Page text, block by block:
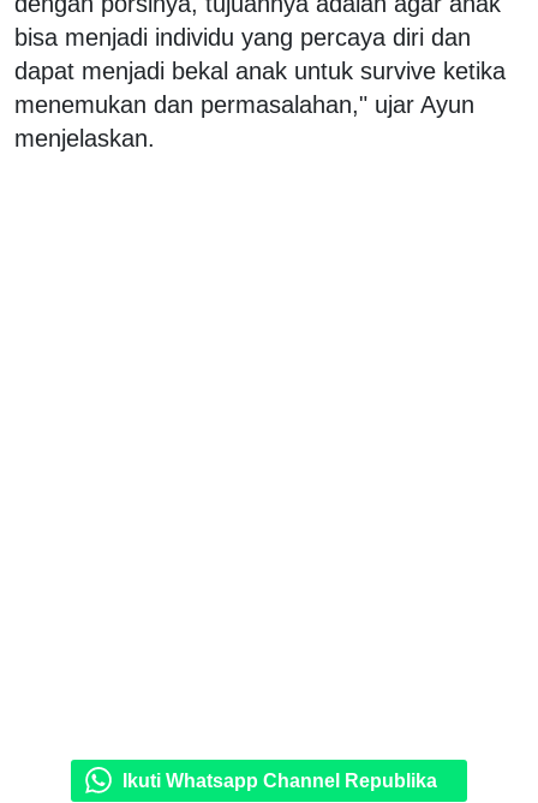
bisa menjadi individu yang percaya diri dan
dapat menjadi bekal anak untuk survive ketika
menemukan dan permasalahan," ujar Ayun
menjelaskan.
Ikuti Whatsapp Channel Republika